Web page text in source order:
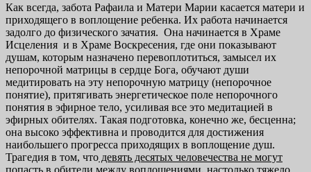
Как всегда, забота Рафаила и Матери Марии касается матери и
приходящего в воплощение ребенка. Их работа начинается
задолго до физического зачатия. Она начинается в Храме
Исцеления и в Храме Воскресения, где они показывают
душам, которым назначено перевоплотиться, замысел их
непорочной матрицы в сердце Бога, обучают души
медитировать на эту непорочную матрицу (непорочное
понятие), притягивать энергетическое поле непорочного
понятия в эфирное тело, усиливая все это медитацией в
эфирных обителях. Такая подготовка, конечно же, бесценна;
она высоко эффективна и проводится для достижения
наибольшего прогресса приходящих в воплощение душ.
Трагедия в том, что девять десятых человечества не могут
попасть в обители между воплощениями, настолько тяжело